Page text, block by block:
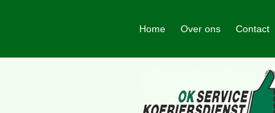
Home Over ons Contact